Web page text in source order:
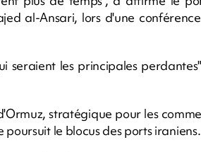
al-Ansari, lors d'une
seraient les principales
stratégique pour les
le blocus des ports iraniens.